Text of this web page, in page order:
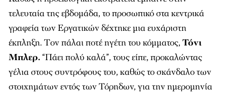
τελευταία της εβδομάδα, το προσωπικό στα κεντρικά
γραφεία των Εργατικών δέχτηκε μια ευχάριστη
έκπληξη. Tον πάλαι ποτέ ηγέτη του κόμματος, Τόνι
Μπλερ.“Πάει πολύ καλά”, τους είπε, προκαλώντας
γέλια στους συντρόφους του, καθώς το σκάνδαλο των
στοιχημάτων εντός των Τόρηδων, για την ημερομηνία